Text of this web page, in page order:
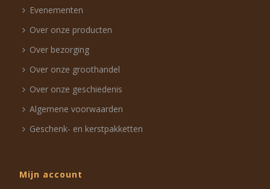
Evenementen
Over onze producten
Over bezorging
Over onze groothandel
Over onze geschiedenis
Algemene voorwaarden
Geschenk- en kerstpakketten
Mijn account